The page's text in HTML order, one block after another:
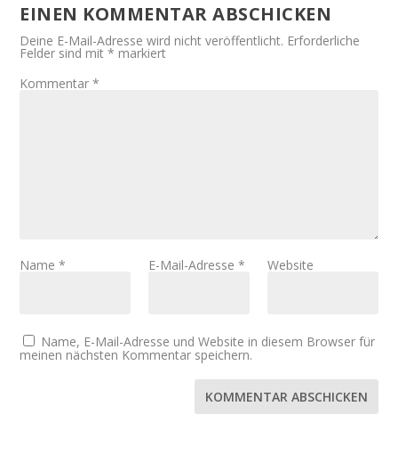
EINEN KOMMENTAR ABSCHICKEN
Deine E-Mail-Adresse wird nicht veröffentlicht. Erforderliche
Felder sind mit* markiert
Kommentar*
Name* E-Mail-Adresse * Website
Name, E-Mail-Adresse und Website in diesem Browser für
meinen nächsten Kommentar speichern.
KOMMENTAR ABSCHICKEN